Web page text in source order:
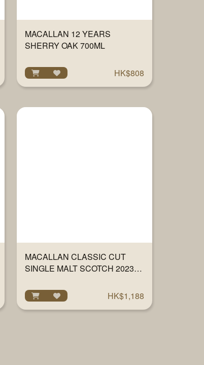
MACALLAN 12 YEARS
SHERRY OAK 700ML
HK$808
MACALLAN CLASSIC CUT
SINGLE MALT SCOTCH 2023
HK$1,188